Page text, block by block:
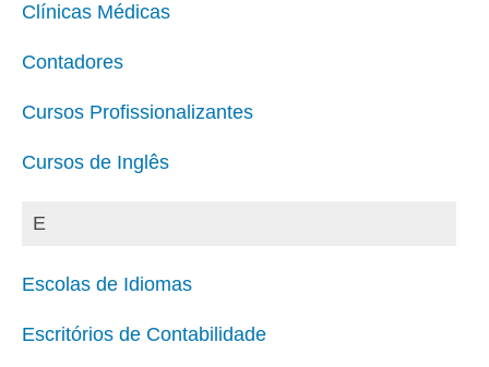
Clínicas Médicas
Contadores
Cursos Profissionalizantes
Cursos de Inglês
E
Escolas de Idiomas
Escritórios de Contabilidade